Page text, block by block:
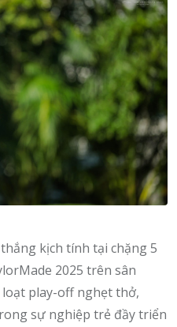
kịch tính tại chặng 5
2025 trên sân
loạt play-off nghẹt thở,
sự nghiệp trẻ đầy triển